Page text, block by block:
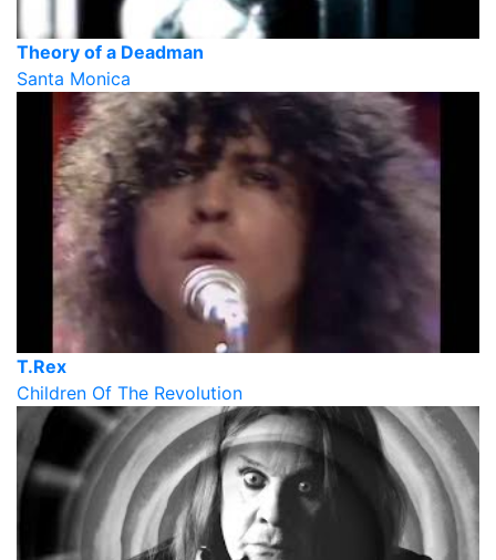
Theory of a Deadman
Santa Monica
T.Rex
Children Of The Revolution